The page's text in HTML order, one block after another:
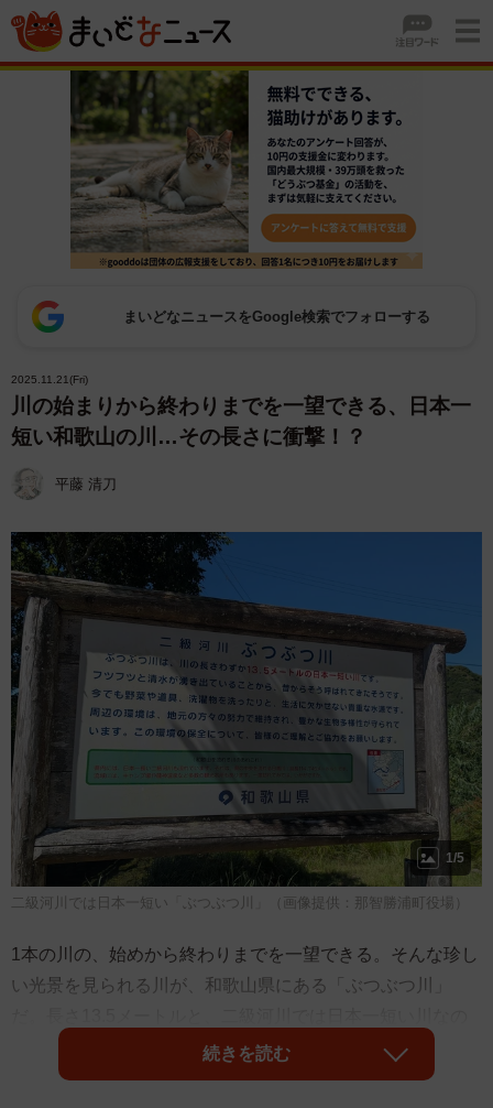
まいどなニュースをGoogle検索でフォローする
2025.11.21(Fri)
川の始まりから終わりまでを一望できる、日本一
短い和歌山の川…その長さに衝撃！？
平藤 清刀
1/5
二級河川では日本一短い「ぶつぶつ川」（画像提供：那智勝浦町役場）
1本の川の、始めから終わりまでを一望できる。そんな珍し
い光景を見られる川が、和歌山県にある「ぶつぶつ川」
続きを読む